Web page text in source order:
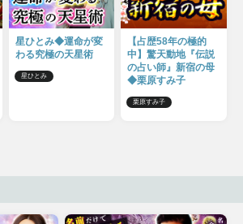
星ひとみ◆運命が変
わる究極の天星術
星ひとみ
【占歴58年の極的
中】驚天動地『伝説
の占い師』新宿の母
◆栗原すみ子
栗原すみ子